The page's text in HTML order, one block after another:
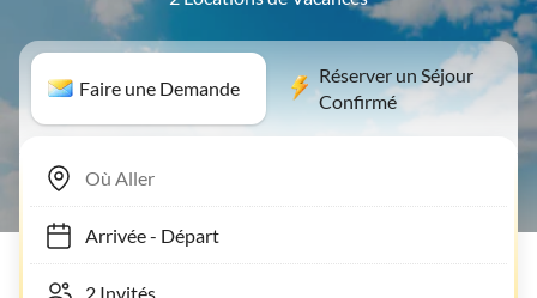
Faire une Demande
Réserver un Séjour
Confirmé
Arrivée- Départ